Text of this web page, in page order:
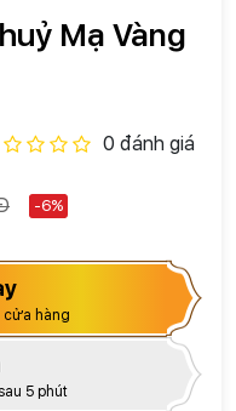
Mạ Vàng
0 đánh giá
-6%
cửa hàng
5 phút